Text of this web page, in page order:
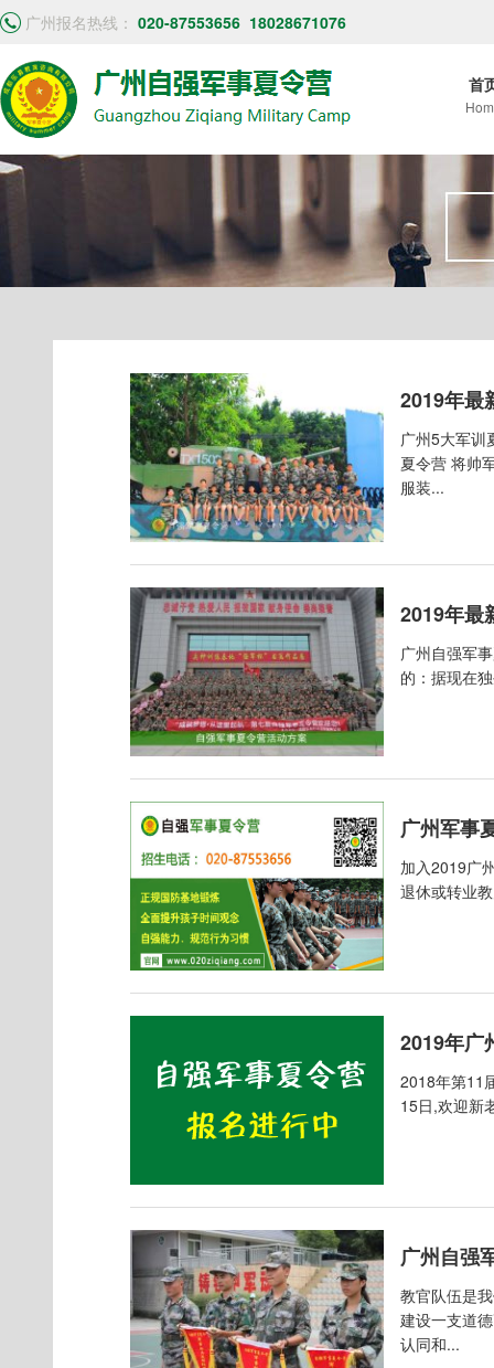
广州报名热线： 020-87553656 18028671076
首
2019年最
广州5大军训
夏令营 将帅
服装...
2019年最
广州自强军
的：据现在
广州军事
加入2019广
退休或转业
2019年广
2018年第11
15日,欢迎新
广州自强
教官队伍是
建设一支道
认同和...